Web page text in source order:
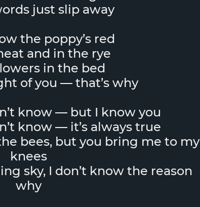
just slip away
the poppy’s red
and in the rye
in the bed
of you — that’s why
know — but I know you
know — it’s always true
bees, but you bring me to my
knees
sky, I don’t know the reason
why